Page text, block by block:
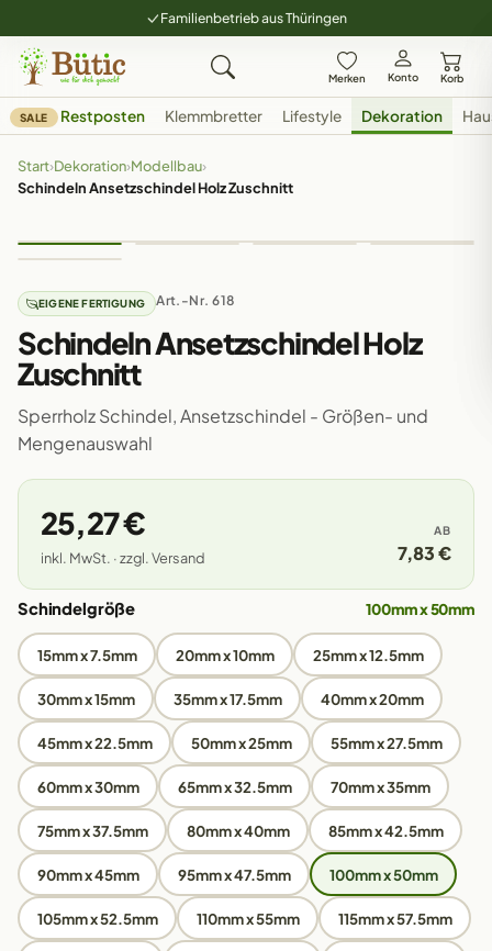
Familienbetrieb aus Thüringen
Merken Konto Korb
SALE Restposten Klemmbretter Lifestyle Dekoration
Start›Dekoration›Modellbau›
Schindeln Ansetzschindel Holz Zuschnitt
EIGENE FERTIGUNG Art.-Nr. 618
Schindeln Ansetzschindel Holz
Zuschnitt
Sperrholz Schindel, Ansetzschindel - Größen- und
Mengenauswahl
25,27 €
inkl. MwSt. · zzgl. Versand
AB
7,83 €
Schindelgröße 100mm x 50mm
15mm x 7.5mm 20mm x 10mm 25mm x 12.5mm
30mm x 15mm 35mm x 17.5mm 40mm x 20mm
45mm x 22.5mm 50mm x 25mm 55mm x 27.5mm
60mm x 30mm 65mm x 32.5mm 70mm x 35mm
75mm x 37.5mm 80mm x 40mm 85mm x 42.5mm
90mm x 45mm 95mm x 47.5mm 100mm x 50mm
105mm x 52.5mm 110mm x 55mm 115mm x 57.5mm